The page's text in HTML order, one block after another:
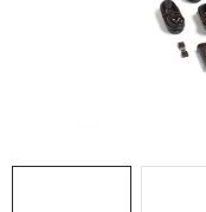
Obchodné